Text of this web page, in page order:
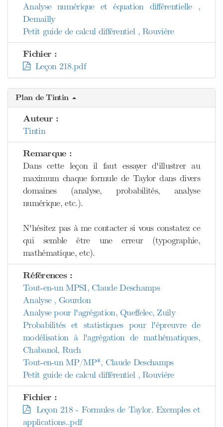
Analyse numérique et équation différentielle ,
Demailly
Petit guide de calcul différentiel , Rouvière
Fichier :
Leçon 218.pdf
Plan de Tintin
Auteur :
Tintin
Remarque :
Dans cette leçon il faut essayer d'illustrer au
maximum chaque formule de Taylor dans divers
domaines (analyse, probabilités, analyse
numérique, etc.).
N'hésitez pas à me contacter si vous constatez ce
qui semble être une erreur (typographie,
mathématique, etc).
Références :
Tout-en-un MPSI, Claude Deschamps
Analyse , Gourdon
Analyse pour l'agrégation, Queffelec, Zuily
Probabilités et statistiques pour l'épreuvre de
modélisation à l'agrégation de mathématiques,
Chabanol, Ruch
Tout-en-un MP/MP*, Claude Deschamps
Petit guide de calcul différentiel , Rouvière
Fichier :
Leçon 218 - Formules de Taylor. Exemples et
applications..pdf